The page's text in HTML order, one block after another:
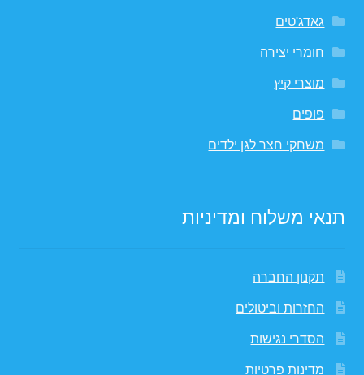
גאדג'טים
חומרי יצירה
מוצרי קיץ
פופים
משחקי חצר לגן ילדים
תנאי משלוח ומדיניות
תקנון החברה
החזרות וביטולים
הסדרי נגישות
מדינות פרטיות